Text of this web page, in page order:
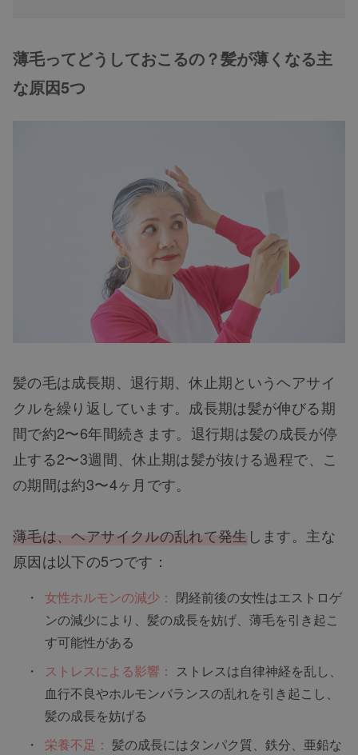
薄毛ってどうしておこるの？髪が薄くなる主
な原因5つ
髪の毛は成長期、退行期、休止期というヘアサイ
クルを繰り返しています。成長期は髪が伸びる期
間で約2〜6年間続きます。退行期は髪の成長が停
止する2〜3週間、休止期は髪が抜ける過程で、こ
の期間は約3〜4ヶ月です。
薄毛は、ヘアサイクルの乱れて発生 します。主な
原因は以下の5つです：
女性ホルモンの減少： 閉経前後の女性はエストロゲ
ンの減少により、髪の成長を妨げ、薄毛を引き起こ
す可能性がある
ストレスによる影響： ストレスは自律神経を乱し、
血行不良やホルモンバランスの乱れを引き起こし、
髪の成長を妨げる
栄養不足： 髪の成長にはタンパク質、鉄分、亜鉛な